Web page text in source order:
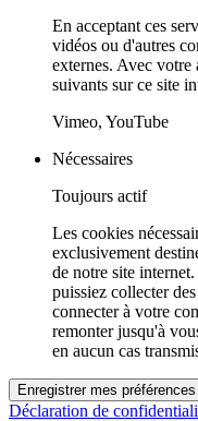
En acceptant ces
vidéos ou d'autres
externes. Avec votre
suivants sur ce site
Vimeo, YouTube
Nécessaires
Toujours actif
Les cookies
exclusivement
de notre site
puissiez collecter
connecter à votre
remonter jusqu'à
en aucun cas
Enregistrer mes préférences
Déclaration de